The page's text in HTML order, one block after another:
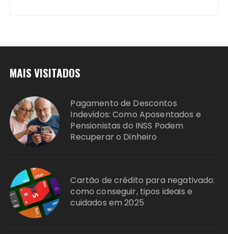
MAIS VISITADOS
Pagamento de Descontos
Indevidos: Como Aposentados e
Pensionistas do INSS Podem
Recuperar o Dinheiro
Cartão de crédito para negativado:
como conseguir, tipos ideais e
cuidados em 2025